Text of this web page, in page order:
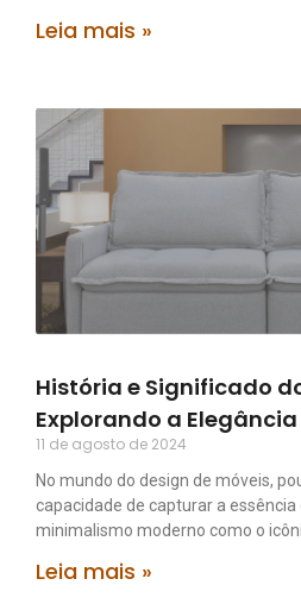
Leia mais »
História e Significado
Explorando a
11 de agosto de 2024
No mundo do design de móveis,
capacidade de capturar a essência
minimalismo moderno como o
Leia mais »